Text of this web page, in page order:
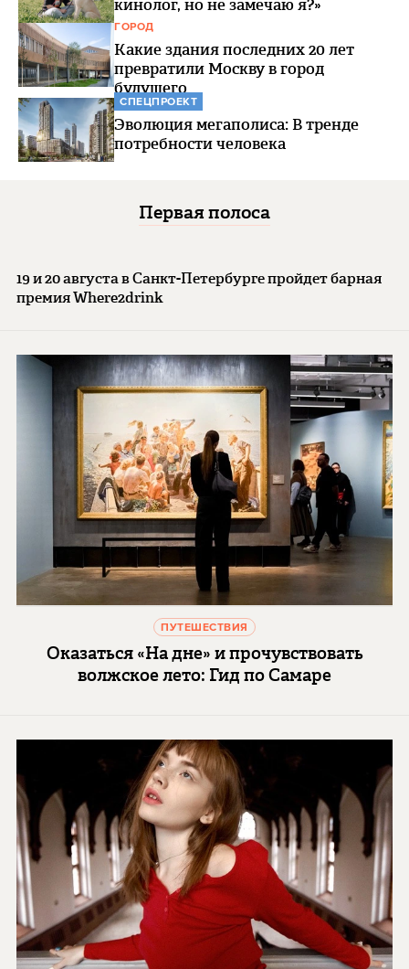
кинолог, но не замечаю я?»
ГОРОД
Какие здания последних 20 лет
превратили Москву в город
будущего
СПЕЦПРОЕКТ
Эволюция мегаполиса: В тренде
потребности человека
Первая полоса
19 и 20 августа в Санкт-Петербурге пройдет барная
премия Where2drink
ПУТЕШЕСТВИЯ
Оказаться «На дне» и прочувствовать
волжское лето: Гид по Самаре